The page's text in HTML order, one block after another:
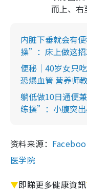
而上、右
内脏下垂就会有
操”：床上做这
便秘｜40岁女只
恐爆血管 营养师
躺低做10日通便
练操”：小腹突
资料来源：
医学院
▼即睇更多健康資訊